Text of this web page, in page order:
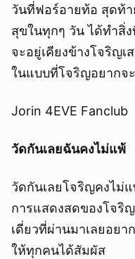
วันที่ฟอร์อายท้อ สุดท้
สุขในทุกๆ วัน ได้ทำสิ่
จะอยู่เคียงข้างโจริญเ
ในแบบที่โจริญอยากจ
Jorin 4EVE Fanclub
วัดกันเลยฉันคงไม่แพ้
วัดกันเลยโจริญคงไม่
การแสดงสดของโจริ
เดี่ยวที่ผ่านมาเลยอยา
ให้ทุกคนได้สัมผัส